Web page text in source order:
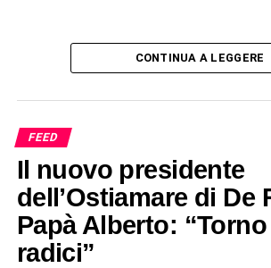
CONTINUA A LEGGERE
FEED
Il nuovo presidente
dell’Ostiamare di De
Papà Alberto:
radici”